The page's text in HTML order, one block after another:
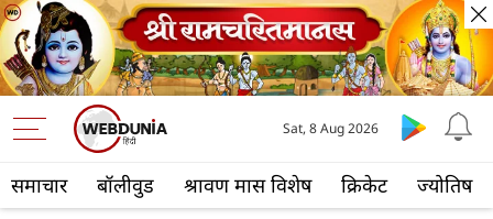
समाचार बॉलीवुड श्रावण मास विशेष क्रिकेट ज्योतिष
Sat, 8 Aug 2026